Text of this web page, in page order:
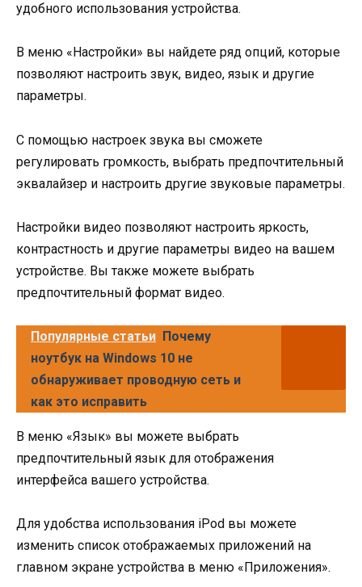
удобного использования устройства.
В меню «Настройки» вы найдете ряд опций, которые
позволяют настроить звук, видео, язык и другие
параметры.
С помощью настроек звука вы сможете
регулировать громкость, выбрать предпочтительный
эквалайзер и настроить другие звуковые параметры.
Настройки видео позволяют настроить яркость,
контрастность и другие параметры видео на вашем
устройстве. Вы также можете выбрать
предпочтительный формат видео.
Популярные статьи Почему
ноутбук на Windows 10 не
обнаруживает проводную сеть и
как это исправить
В меню «Язык» вы можете выбрать
предпочтительный язык для отображения
интерфейса вашего устройства.
Для удобства использования iPod вы можете
изменить список отображаемых приложений на
главном экране устройства в меню «Приложения».